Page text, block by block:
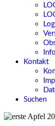
Kontakt
Suchen